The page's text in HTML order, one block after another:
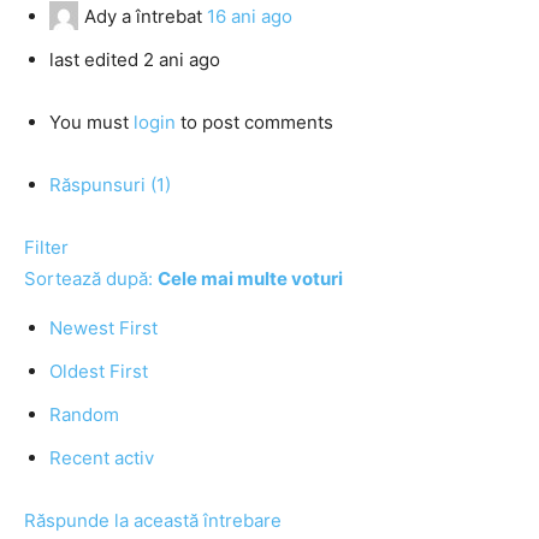
Ady a întrebat 16 ani ago
last edited 2 ani ago
You must login to post comments
Răspunsuri (1)
Filter
Sortează după: Cele mai multe voturi
Newest First
Oldest First
Random
Recent activ
Răspunde la această întrebare